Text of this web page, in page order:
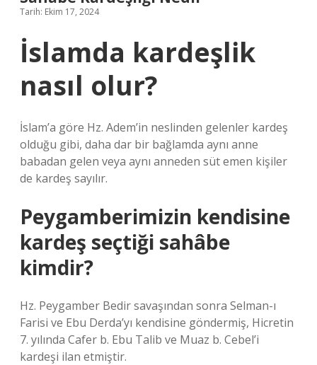
Tarih: Ekim 17, 2024
İslamda kardeşlik
nasıl olur?
İslam’a göre Hz. Adem’in neslinden gelenler kardeş
olduğu gibi, daha dar bir bağlamda aynı anne
babadan gelen veya aynı anneden süt emen kişiler
de kardeş sayılır.
Peygamberimizin kendisine
kardeş seçtiği sahâbe
kimdir?
Hz. Peygamber Bedir savaşından sonra Selman-ı
Farisi ve Ebu Derda’yı kendisine göndermiş, Hicretin
7. yılında Cafer b. Ebu Talib ve Muaz b. Cebel’i
kardeşi ilan etmiştir.